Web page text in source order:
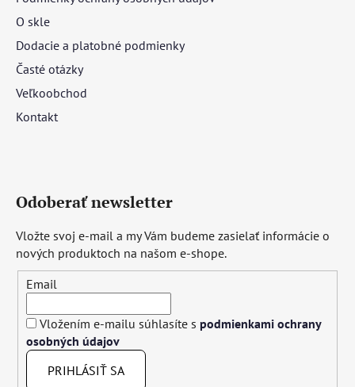
O skle
Dodacie a platobné podmienky
Časté otázky
Veľkoobchod
Kontakt
Odoberať newsletter
Vložte svoj e-mail a my Vám budeme zasielať informácie o
nových produktoch na našom e-shope.
Email
Vložením e-mailu súhlasíte s podmienkami ochrany
osobných údajov
PRIHLÁSIŤ SA